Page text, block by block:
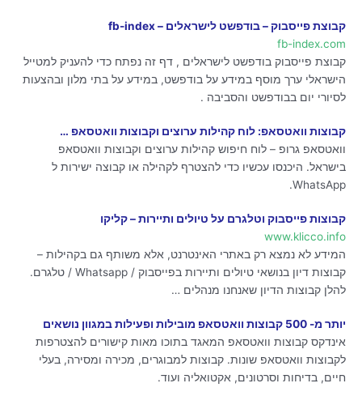
קבוצת פייסבוק – בודפשט לישראלים – fb-index
fb-index.com
קבוצת פייסבוק בודפשט לישראלים , דף זה נפתח כדי להעניק למטייל
הישראלי ערך מוסף במידע על בודפשט, במידע על בתי מלון ובהצעות
לסיורי יום בבודפשט והסביבה .
קבוצות וואטסאפ: לוח קהילות ערוצים וקבוצות וואטסאפ …
וואטסאפ גרופ – לוח חיפוש קהילות ערוצים וקבוצות וואטסאפ
בישראל. היכנסו עכשיו כדי להצטרף לקהילה או קבוצה ישירות ל
WhatsApp.
קבוצות פייסבוק וטלגרם על טיולים ותיירות – קליקו
www.klicco.info
המידע לא נמצא רק באתרי האינטרנט, אלא משותף גם בקהילות –
קבוצות דיון בנושאי טיולים ותיירות בפייסבוק / Whatsapp / טלגרם.
להלן קבוצות הדיון שאנחנו מנהלים …
יותר מ- 500 קבוצות וואטסאפ מובילות ופעילות במגוון נושאים
אינדקס קבוצות וואטסאפ המאגד בתוכו מאות קישורים להצטרפות
לקבוצות וואטסאפ שונות. קבוצות למבוגרים, מכירה ומסירה, בעלי
חיים, בדיחות וסרטונים, אקטואליה ועוד.